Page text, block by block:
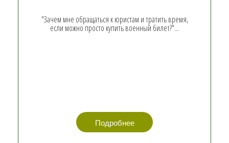
"Зачем мне обращаться к юристам и тратить время,
если можно просто купить военный билет?"...
Подробнее